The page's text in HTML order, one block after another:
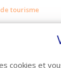
tourisme
le
cookies et